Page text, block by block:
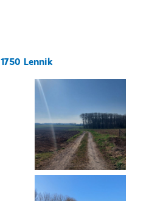
1750 Lennik